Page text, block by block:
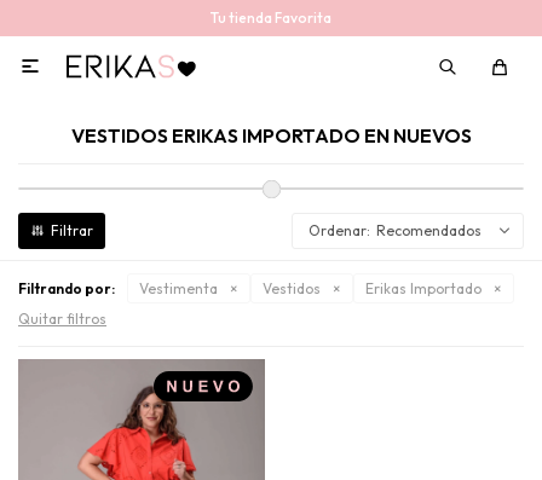
Tu tienda Favorita

VESTIDOS ERIKAS IMPORTADO EN NUEVOS
Recomendados
Filtrando por: Vestimenta Vestidos
Erikas Importado
Quitar filtros